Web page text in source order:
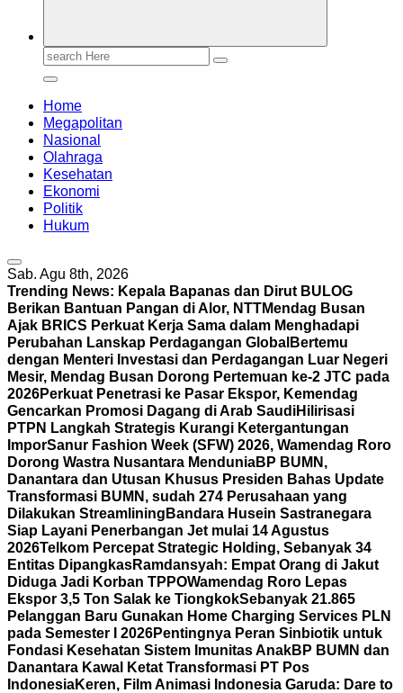
Search
Home
Megapolitan
Nasional
Olahraga
Kesehatan
Ekonomi
Politik
Hukum
Sab. Agu 8th, 2026
Trending News: Kepala Bapanas dan Dirut BULOG
Berikan Bantuan Pangan di Alor, NTTMendag Busan
Ajak BRICS Perkuat Kerja Sama dalam Menghadapi
Perubahan Lanskap Perdagangan Global Bertemu
dengan Menteri Investasi dan Perdagangan Luar Negeri
Mesir, Mendag Busan Dorong Pertemuan ke-2 JTC pada
2026Perkuat Penetrasi ke Pasar Ekspor, Kemendag
Gencarkan Promosi Dagang di Arab SaudiHilirisasi
PTPN Langkah Strategis Kurangi Ketergantungan
ImporSanur Fashion Week (SFW) 2026, Wamendag Roro
Dorong Wastra Nusantara MenduniaBP BUMN,
Danantara dan Utusan Khusus Presiden Bahas Update
Transformasi BUMN, sudah 274 Perusahaan yang
Dilakukan Streamlining Bandara Husein Sastranegara
Siap Layani Penerbangan Jet mulai 14 Agustus
2026Telkom Percepat Strategic Holding, Sebanyak 34
Entitas DipangkasRamdansyah: Empat Orang di Jakut
Diduga Jadi Korban TPPOWamendag Roro Lepas
Ekspor 3,5 Ton Salak ke TiongkokSebanyak 21.865
Pelanggan Baru Gunakan Home Charging Services PLN
pada Semester I 2026Pentingnya Peran Sinbiotik untuk
Fondasi Kesehatan Sistem Imunitas AnakBP BUMN dan
Danantara Kawal Ketat Transformasi PT Pos
IndonesiaKeren, Film Animasi Indonesia Garuda: Dare to